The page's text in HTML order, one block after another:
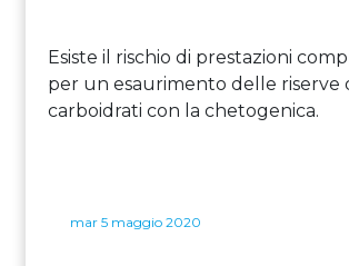
Esiste il rischio di prestazioni
per un esaurimento delle riserve
carboidrati con la chetogenica.
mar 5 maggio 2020